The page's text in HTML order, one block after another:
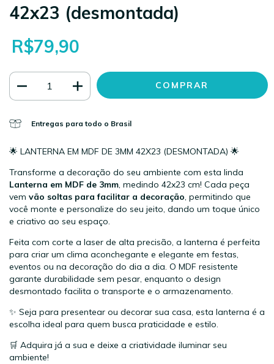
42x23 (desmontada)
R$79,90
Entregas para todo o Brasil
🌟 LANTERNA EM MDF DE 3MM 42X23 (DESMONTADA) 🌟
Transforme a decoração do seu ambiente com esta linda
Lanterna em MDF de 3mm, medindo 42x23 cm! Cada peça
vem vão soltas para facilitar a decoração, permitindo que
você monte e personalize do seu jeito, dando um toque único
e criativo ao seu espaço.
Feita com corte a laser de alta precisão, a lanterna é perfeita
para criar um clima aconchegante e elegante em festas,
eventos ou na decoração do dia a dia. O MDF resistente
garante durabilidade sem pesar, enquanto o design
desmontado facilita o transporte e o armazenamento.
✨ Seja para presentear ou decorar sua casa, esta lanterna é a
escolha ideal para quem busca praticidade e estilo.
🛒 Adquira já a sua e deixe a criatividade iluminar seu
ambiente!